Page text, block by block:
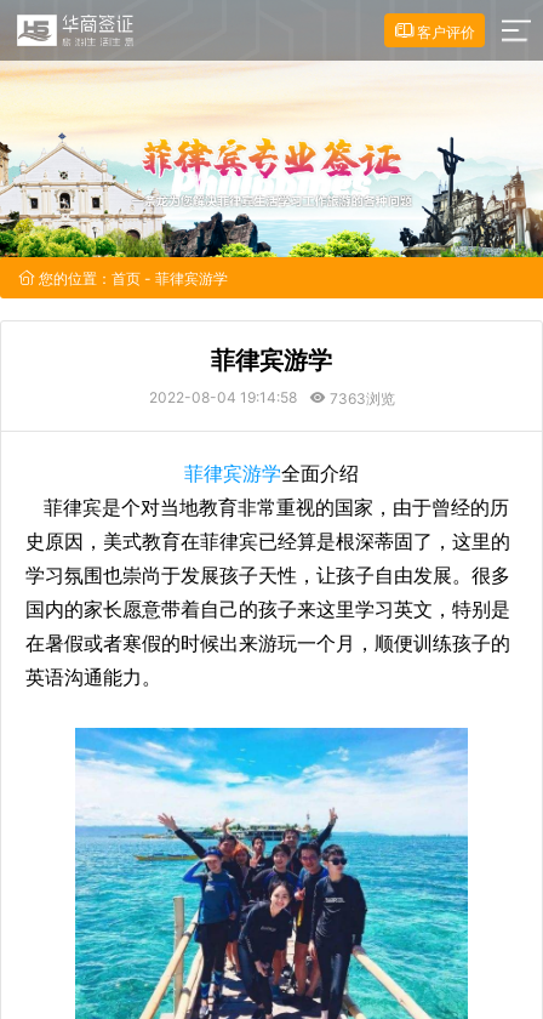
客户评价
您的位置： 首页 - 菲律宾游学
菲律宾游学
2022-08-04 19:14:58 7363浏览
菲律宾游学全面介绍
菲律宾是个对当地教育非常重视的国家，由于曾经的历
史原因，美式教育在菲律宾已经算是根深蒂固了，这里的
学习氛围也崇尚于发展孩子天性，让孩子自由发展。很多
国内的家长愿意带着自己的孩子来这里学习英文，特别是
在暑假或者寒假的时候出来游玩一个月，顺便训练孩子的
英语沟通能力。